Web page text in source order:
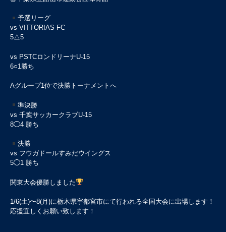
予選リーグ
vs VITTORIAS FC
5△5
vs PSTCロンドリーナU-15
6○1勝ち
Aグループ1位で決勝トーナメントへ
準決勝
vs 千葉サッカークラブU-15
8◯4 勝ち
決勝
vs フウガドールすみだウイングス
5◯1 勝ち
関東大会優勝しました
1/6(土)〜8(月)に栃木県宇都宮市にて行われる全国大会に出場します！
応援宜しくお願い致します！